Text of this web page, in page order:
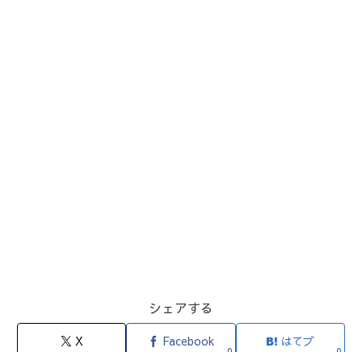
シェアする
X Facebook はてブ